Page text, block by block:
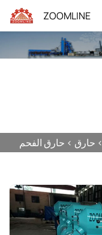
ZOOMLINE
> حارق > حارق الفحم